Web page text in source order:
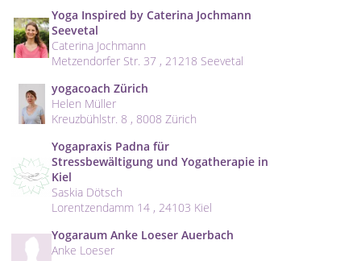
Yoga Inspired by Caterina Jochmann
Seevetal
Caterina Jochmann
Metzendorfer Str. 37 , 21218 Seevetal
yogacoach Zürich
Helen Müller
Kreuzbühlstr. 8 , 8008 Zürich
Yogapraxis Padna für
Stressbewältigung und Yogatherapie in
Kiel
Saskia Dötsch
Lorentzendamm 14 , 24103 Kiel
Yogaraum Anke Loeser Auerbach
Anke Loeser